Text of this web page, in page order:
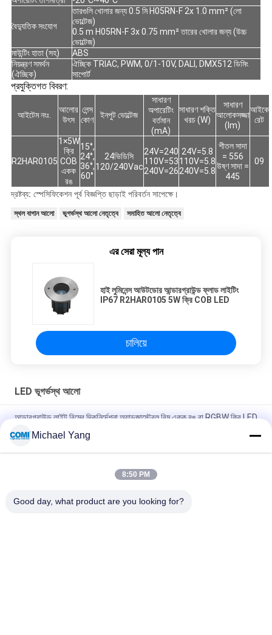
বৈদ্যুতিক সংযোগ
তারগুলি খোলার জন্য 0.5 মি H05RN-F 2x 1.0 mm² (লো
ভোল্টেজ)
0.5 m H05RN-F 3x 0.75 mm² তারের খোলার জন্য (উচ্চ
ভোল্টেজ)
মাউন্টিং হাতা (সহ)
ABS
নিয়ন্ত্রণ সমর্থন
(ঐচ্ছিক)
ঐচ্ছিক TRIAC, PWM, 0/1-10V, DALI, DMX512 ডিমিং
সাপোর্ট
প্রযুক্তিগত বিবরণ:
আইটেম নংঃ.
আলোর
উৎস
লেন্স
কোণ
ইনপুট ভোল্টেজ
সাধারণ
অপারেটিং
বর্তমান
(mA)
সাধারণ শক্তি
খরচ (W)
সাধারণ
আলোকসজ্জা
(lm)
আইকে
রেট
R2HAR0105
1×5W
ক্রি
COB
একক
রঙ
15°,
24°,
36°,
60°
24ভিডিসি
120/240Vac
24V=240
110V=53
240V=26
24V=5.8
110V=5.8
240V=5.8
শীতল সাদা
= 556
উষ্ণ সাদা =
445
09
দ্রষ্টব্য: স্পেসিফিকেশন পূর্ব বিজ্ঞপ্তি ছাড়াই পরিবর্তন সাপেক্ষে।
স্থল বাগান আলো ভূগর্ভস্থ আলো নেতৃত্বে সমাহিত আলো নেতৃত্বে
এর সেরা মূল্য পান
হাই লুমিনেন্স আউটডোর আন্ডারগ্রাউন্ড ফ্লাড লাইটিং
IP67 R2HAR0105 5W ক্রি COB LED
চালিয়ে
LED ভূগর্ভস্থ আলো
আন্ডারগ্রাউন্ড লাইট বিমের দিকনির্দেশনা অ্যাডজাস্টেবল বিম একক রঙ বা RGBW ক্রি LED
LED ইনগ্রাউন্ড আপ লাইট ডেপথ ইলুমিন্যান্ট 0- 10V DALI DMX512 IP67
Michael Yang
8:50 PM
Good day, what product are you looking for?